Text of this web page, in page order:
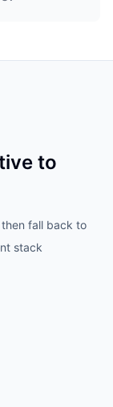
to
fall back to
stack